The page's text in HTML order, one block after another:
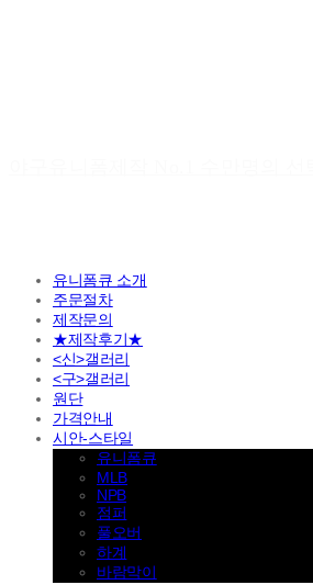
유니폼큐 소개
주문절차
제작문의
★제작후기★
<신>갤러리
<구>갤러리
원단
가격안내
시안-스타일
유니폼큐
MLB
NPB
점퍼
풀오버
하계
바람막이